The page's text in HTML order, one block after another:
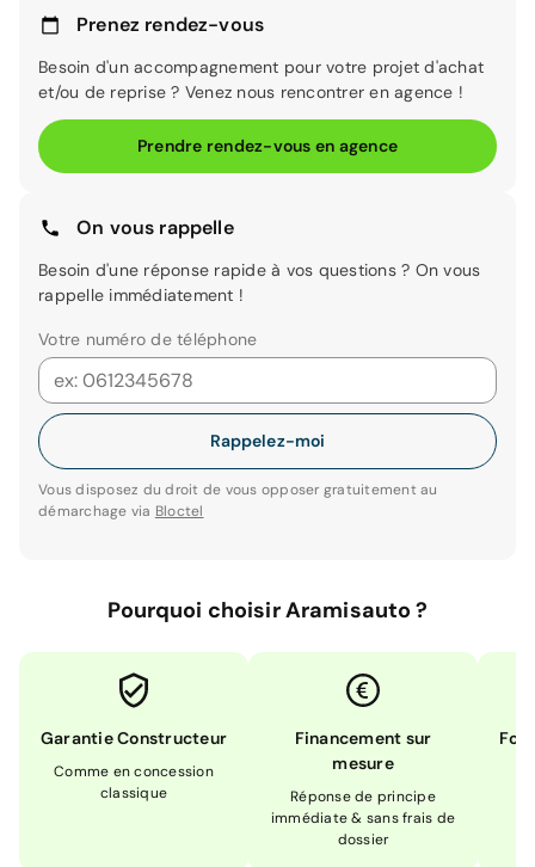
Prenez rendez-vous
Besoin d'un accompagnement pour votre projet d'achat
et/ou de reprise ? Venez nous rencontrer en agence !
Prendre rendez-vous en agence
On vous rappelle
Besoin d'une réponse rapide à vos questions ? On vous
rappelle immédiatement !
Votre numéro de téléphone
Rappelez-moi
Vous disposez du droit de vous opposer gratuitement au
démarchage via Bloctel
Pourquoi choisir Aramisauto ?
Garantie Constructeur
Comme en concession
classique
Financement sur
mesure
Réponse de principe
immédiate & sans frais de
dossier